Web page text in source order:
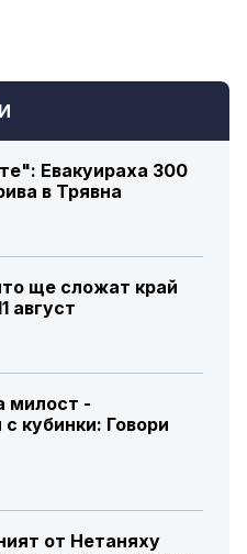
Евакуираха 300
в Трявна
ще сложат край
август
милост -
кубинки: Говори
от Нетаняху